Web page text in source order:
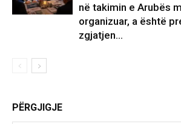
në takimin e Arubës
organizuar, a është
zgjatjen...
PËRGJIGJE